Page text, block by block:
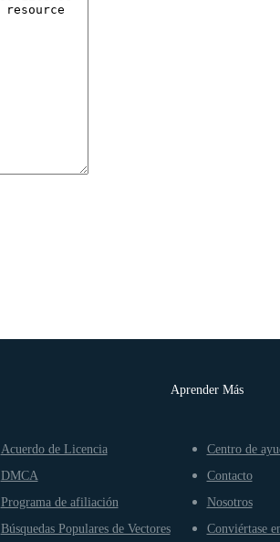
Acuerdo de Licencia
DMCA
Programa de afiliación
Búsquedas Populares de Vectores
Aprender Más
Centro de
Contacto
Nosotros
Conviértase